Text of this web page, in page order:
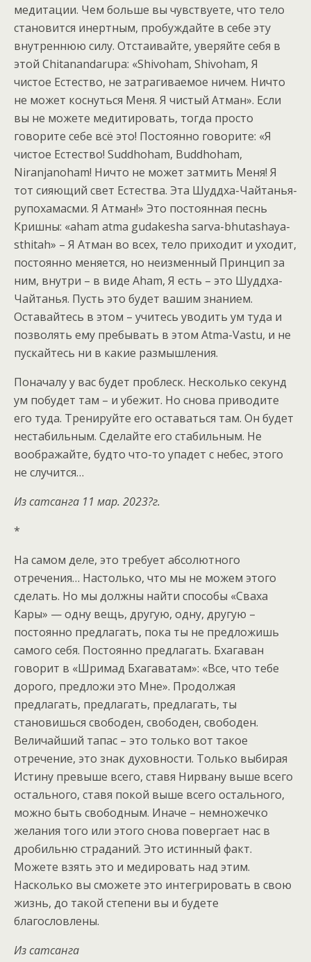
медитации. Чем больше вы чувствуете, что тело
становится инертным, пробуждайте в себе эту
внутреннюю силу. Отстаивайте, уверяйте себя в
этой Chitanandarupa: «Shivoham, Shivoham, Я
чистое Естество, не затрагиваемое ничем. Ничто
не может коснуться Меня. Я чистый Атман». Если
вы не можете медитировать, тогда просто
говорите себе всё это! Постоянно говорите: «Я
чистое Естество! Suddhoham, Buddhoham,
Niranjanoham! Ничто не может затмить Меня! Я
тот сияющий свет Естества. Эта Шуддха-Чайтанья-
рупохамасми. Я Атман!» Это постоянная песнь
Кришны: «aham atma gudakesha sarva-bhutashaya-
sthitah» – Я Атман во всех, тело приходит и уходит,
постоянно меняется, но неизменный Принцип за
ним, внутри – в виде Aham, Я есть – это Шуддха-
Чайтанья. Пусть это будет вашим знанием.
Оставайтесь в этом – учитесь уводить ум туда и
позволять ему пребывать в этом Atma-Vastu, и не
пускайтесь ни в какие размышления.
Поначалу у вас будет проблеск. Несколько секунд
ум побудет там – и убежит. Но снова приводите
его туда. Тренируйте его оставаться там. Он будет
нестабильным. Сделайте его стабильным. Не
воображайте, будто что-то упадет с небес, этого
не случится…
Из сатсанга 11 мар. 2023?г.
*
На самом деле, это требует абсолютного
отречения… Настолько, что мы не можем этого
сделать. Но мы должны найти способы «Сваха
Кары» — одну вещь, другую, одну, другую –
постоянно предлагать, пока ты не предложишь
самого себя. Постоянно предлагать. Бхагаван
говорит в «Шримад Бхагаватам»: «Все, что тебе
дорого, предложи это Мне». Продолжая
предлагать, предлагать, предлагать, ты
становишься свободен, свободен, свободен.
Величайший тапас – это только вот такое
отречение, это знак духовности. Только выбирая
Истину превыше всего, ставя Нирвану выше всего
остального, ставя покой выше всего остального,
можно быть свободным. Иначе – немножечко
желания того или этого снова повергает нас в
дробильню страданий. Это истинный факт.
Можете взять это и медировать над этим.
Насколько вы сможете это интегрировать в свою
жизнь, до такой степени вы и будете
благословлены.
Из сатсанга